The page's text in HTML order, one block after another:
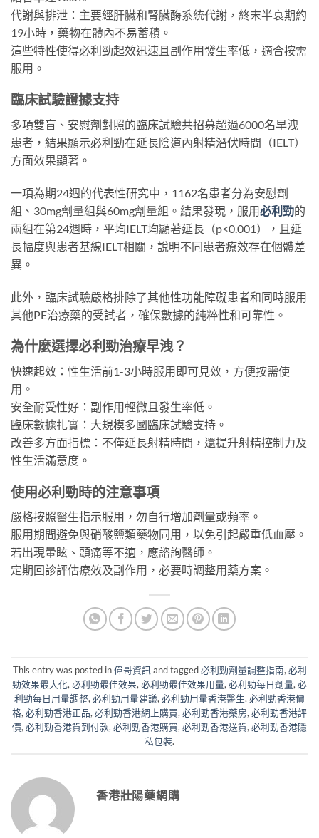
代謝與排泄：主要經肝臟和腎臟酶系統代謝，終末半衰期約
19小時，藥物在體內不易蓄積。
這些特性使得必利勁起效迅速且副作用發生率低，適合按需
服用。
臨床試驗證據支持
多項雙盲、安慰劑對照的臨床試驗共招募超過6000名早洩
患者，結果顯示必利勁在延長陰道內射精潛伏時間（IELT）
方面效果顯著。
一項為期24週的代表性研究中，1162名患者分為安慰劑
組、30mg劑量組與60mg劑量組。結果發現，服用必利勁的
兩組在第24週時，平均IELT均顯著延長（p<0.001），且延
長幅度與患者基線IELT相關，說明不同患者療效存在個體差
異。
此外，臨床試驗嚴格排除了其他性功能障礙患者和同時服用
其他PE治療藥的受試者，確保數據的純粹性和可靠性。
為什麼選擇必利勁治療早洩？
快速起效：性生活前1-3小時服用即可見效，方便按需使
用。
安全耐受性好：副作用輕微且發生率低。
臨床數據扎實：大規模多國臨床試驗支持。
改善多方面指標：不僅延長射精時間，還提升射精控制力及
性生活滿意度。
使用必利勁時的注意事項
嚴格按照醫生指示服用，勿自行增加劑量或頻率。
服用期間避免與硝酸鹽類藥物同用，以免引起嚴重低血壓。
若出現暈眩、頭痛等不適，應諮詢醫師。
定期回診評估療效及副作用，必要時調整用藥方案。
This entry was posted in偉哥資訊 and tagged必利勁劑量調整指南, 必利
勁效果最大化, 必利勁最佳效果, 必利勁最佳效果用量, 必利勁每日劑量, 必
利勁每日用量調整, 必利勁用量建議, 必利勁用量香港醫生, 必利勁香港價
格, 必利勁香港正品, 必利勁香港網上購買, 必利勁香港藥房, 必利勁香港評
價, 必利勁香港貨到付款, 必利勁香港購買, 必利勁香港送貨, 必利勁香港隱
私包裝.
香港壯陽藥網購